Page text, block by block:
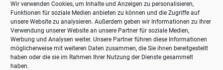
Wir verwenden Cookies, um Inhalte und Anzeigen zu personalisieren,
Funktionen für soziale Medien anbieten zu können und die Zugriffe auf
unsere Website zu analysieren. Außerdem geben wir Informationen zu Ihrer
Verwendung unserer Website an unsere Partner für soziale Medien,
Werbung und Analysen weiter. Unsere Partner führen diese Informationen
möglicherweise mit weiteren Daten zusammen, die Sie ihnen bereitgestellt
haben oder die sie im Rahmen Ihrer Nutzung der Dienste gesammelt
haben.
Fragen, die uns häufig gestellt werden